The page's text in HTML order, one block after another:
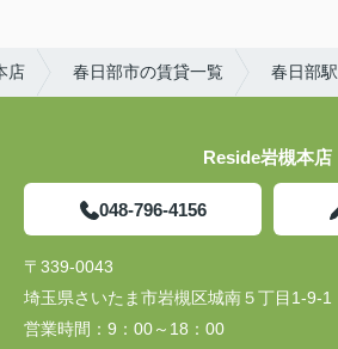
店 春日部市の賃貸一覧 春日部駅
Reside岩槻本店
048-796-4156
〒339-0043
埼玉県さいたま市岩槻区城南５丁目1-9-1
営業時間： 9：00～18：00